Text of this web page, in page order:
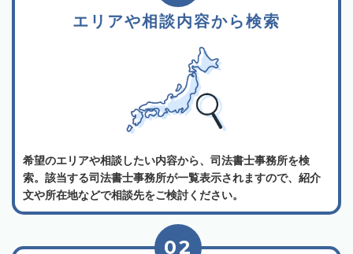
エリアや相談内容から検索
希望のエリアや相談したい内容から、司法書士事務所を検
索。該当する司法書士事務所が一覧表示されますので、紹介
文や所在地などで相談先をご検討ください。
02